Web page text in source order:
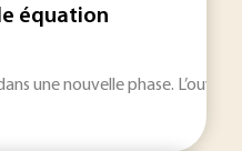
équation
une nouvelle phase.